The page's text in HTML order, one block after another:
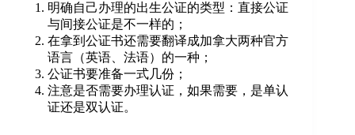
明确自己办理的出生公证的类型：直接公证
与间接公证是不一样的；
在拿到公证书还需要翻译成加拿大两种官方
语言（英语、法语）的一种；
公证书要准备一式几份；
注意是否需要办理认证，如果需要，是单认
证还是双认证。